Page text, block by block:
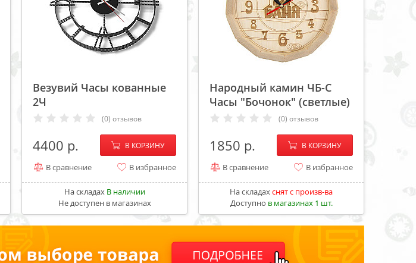
Везувий Часы кованные
2Ч
(0) отзывов
4400 − +
В КОРЗИНУ
В сравнение В избранное
На складах В наличии
Не доступен в магазинах
Народный камин ЧБ-С
Часы "Бочонок" (светлые)
(0) отзывов
1850 − +
В КОРЗИНУ
В сравнение В избранное
На складахcнят с произв-ва
Доступно в магазинах 1 шт.